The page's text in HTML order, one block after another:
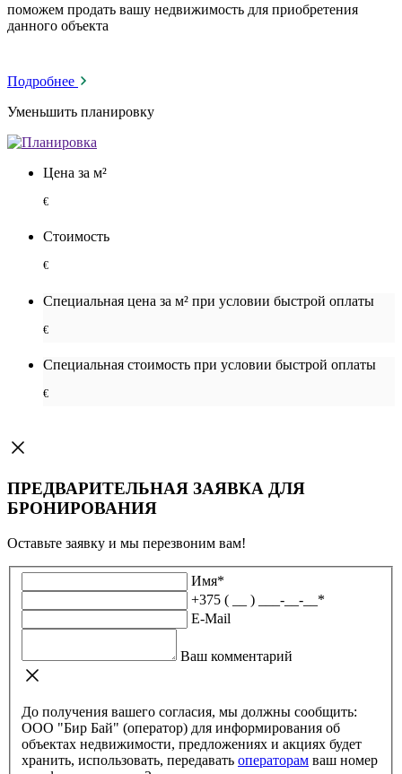
поможем продать вашу недвижимость для приобретения
данного объекта
Подробнее
Уменьшить планировку
Цена за м²
€
Стоимость
€
Специальная цена за м² при условии быстрой оплаты
€
Специальная cтоимость при условии быстрой оплаты
€
ПРЕДВАРИТЕЛЬНАЯ ЗАЯВКА ДЛЯ
БРОНИРОВАНИЯ
Оставьте заявку и мы перезвоним вам!
Имя*
+375 ( __ ) ___-__-__ *
E-Mail
Ваш комментарий
До получения вашего согласия, мы должны сообщить:
ООО "Бир Бай" (оператор) для информирования об
объектах недвижимости, предложениях и акциях будет
хранить, использовать, передавать операторам